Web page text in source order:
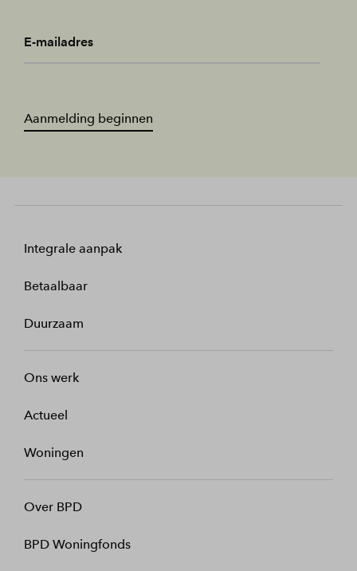
E-mailadres
Aanmelding beginnen
Integrale aanpak
Betaalbaar
Duurzaam
Ons werk
Actueel
Woningen
Over BPD
BPD Woningfonds